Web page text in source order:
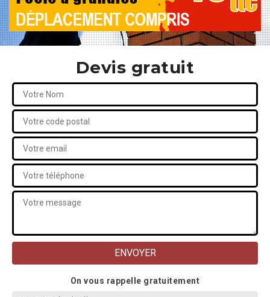
Devis gratuit
On vous rappelle gratuitement